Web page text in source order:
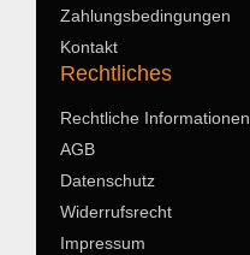
Zahlungsbedingungen
Kontakt
Rechtliches
Rechtliche Informationen
AGB
Datenschutz
Widerrufsrecht
Impressum